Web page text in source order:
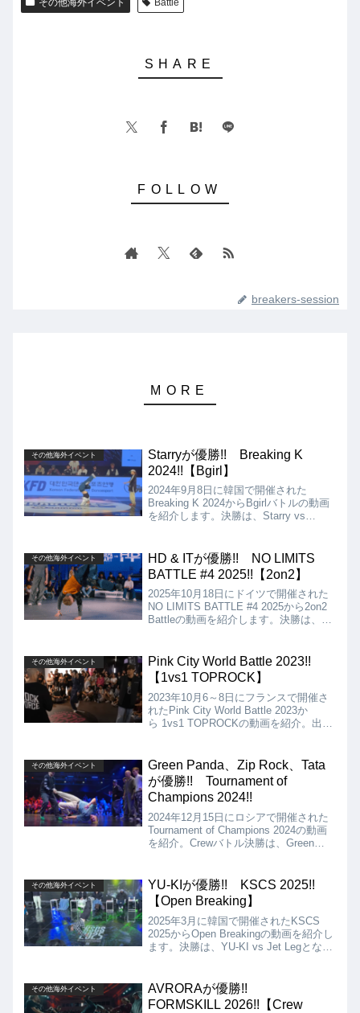
その他海外イベント Battle
breakers-session
その他海外イベント
Starryが優勝!! Breaking K
2024!!【Bgirl】
2024年9月8日に韓国で開催された
Breaking K 2024からBgirlバトルの動画
を紹介します。決勝は、Starry vs
その他海外イベント
HD & ITが優勝!! NO LIMITS
BATTLE #4 2025!!【2on2】
2025年10月18日にドイツで開催された
NO LIMITS BATTLE #4 2025から2on2
Battleの動画を紹介します。決勝は、
ました!!
その他海外イベント
Pink City World Battle 2023!!
【1vs1 TOPROCK】
2023年10月6～8日にフランスで開催さ
れたPink City World Battle 2023か
ら 1vs1 TOPROCKの動画を紹介。出場
Kley（ブラジル）の4名の総当たりバト
ルです。
その他海外イベント
Green Panda、Zip Rock、Tata
が優勝!! Tournament of
Champions 2024!!
2024年12月15日にロシアで開催された
Tournament of Champions 2024の動画
を紹介。Crewバトル決勝は、Green
Tata vs Vaviとなりましたが、結果は、
Green Panda、Zip Rock、Tataが優勝!!
その他海外イベント
YU-KIが優勝!! KSCS 2025!!
【Open Breaking】
2025年3月に韓国で開催されたKSCS
2025からOpen Breakingの動画を紹介し
ます。決勝は、YU-KI vs Jet Legとなり
その他海外イベント
AVRORAが優勝!!
FORMSKILL 2026!!【Crew